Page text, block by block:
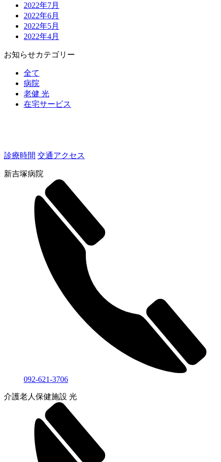
2022年7月
2022年6月
2022年5月
2022年4月
お知らせカテゴリー
全て
病院
老健 光
在宅サービス
診療時間 交通アクセス
新吉塚病院
092-621-3706
介護老人保健施設 光